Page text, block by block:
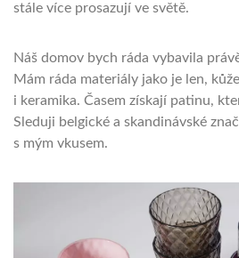
stále více prosazují ve světě.
Náš domov bych ráda vybavila
Mám ráda materiály jako je len,
i keramika. Časem získají patinu,
Sleduji belgické a skandinávské
s mým vkusem.